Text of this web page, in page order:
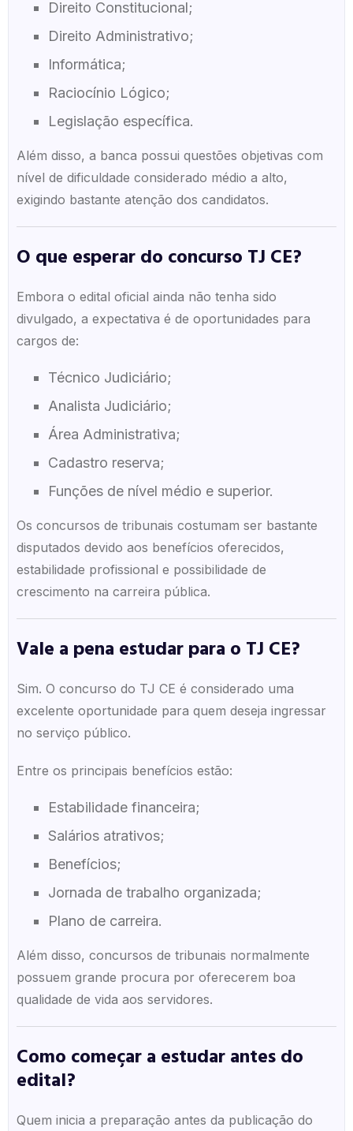
Direito Constitucional;
Direito Administrativo;
Informática;
Raciocínio Lógico;
Legislação específica.
Além disso, a banca possui questões objetivas com
nível de dificuldade considerado médio a alto,
exigindo bastante atenção dos candidatos.
O que esperar do concurso TJ CE?
Embora o edital oficial ainda não tenha sido
divulgado, a expectativa é de oportunidades para
cargos de:
Técnico Judiciário;
Analista Judiciário;
Área Administrativa;
Cadastro reserva;
Funções de nível médio e superior.
Os concursos de tribunais costumam ser bastante
disputados devido aos benefícios oferecidos,
estabilidade profissional e possibilidade de
crescimento na carreira pública.
Vale a pena estudar para o TJ CE?
Sim. O concurso do TJ CE é considerado uma
excelente oportunidade para quem deseja ingressar
no serviço público.
Entre os principais benefícios estão:
Estabilidade financeira;
Salários atrativos;
Benefícios;
Jornada de trabalho organizada;
Plano de carreira.
Além disso, concursos de tribunais normalmente
possuem grande procura por oferecerem boa
qualidade de vida aos servidores.
Como começar a estudar antes do
edital?
Quem inicia a preparação antes da publicação do